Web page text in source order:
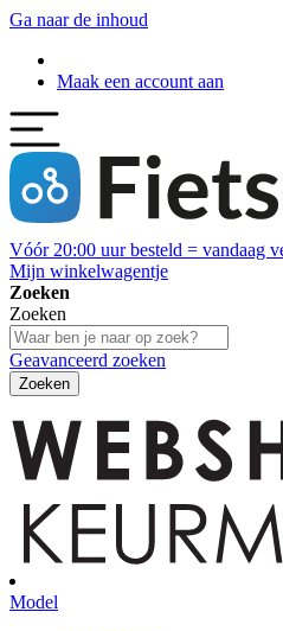
Ga naar de inhoud
Maak een account aan
Vóór 20:00 uur besteld = vandaag
Mijn winkelwagentje
Zoeken
Zoeken
Geavanceerd zoeken
Zoeken
Model